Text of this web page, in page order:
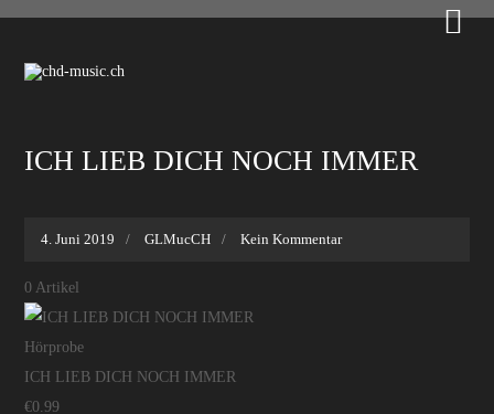

ICH LIEB DICH NOCH IMMER
4. Juni 2019 GLMucCH Kein Kommentar
0 Artikel
Hörprobe
ICH LIEB DICH NOCH IMMER
€0.99